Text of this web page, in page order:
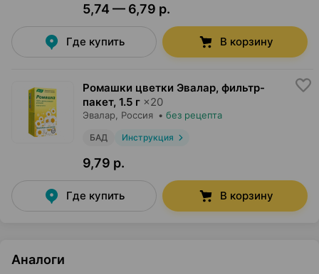
5,74 — 6,79 р.
Где купить В корзину
Ромашки цветки Эвалар, фильтр-
пакет, 1.5 г ×20
Эвалар , Россия • без рецепта
БАД Инструкция
9,79 р.
Где купить В корзину
Аналоги